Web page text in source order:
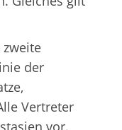
der
Vertreter
vor.